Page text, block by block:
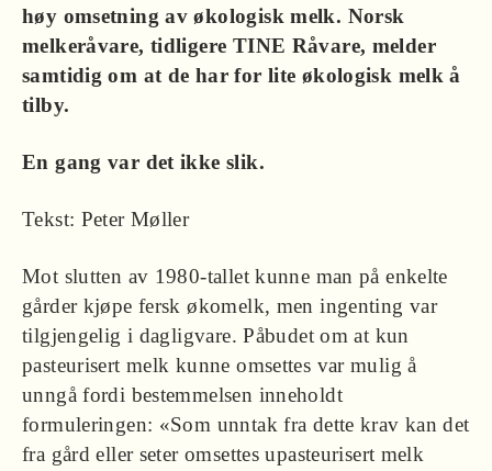
høy omsetning av økologisk melk. Norsk
melkeråvare, tidligere TINE Råvare, melder
samtidig om at de har for lite økologisk melk å
tilby.
En gang var det ikke slik.
Tekst: Peter Møller
Mot slutten av 1980-tallet kunne man på enkelte
gårder kjøpe fersk økomelk, men ingenting var
tilgjengelig i dagligvare. Påbudet om at kun
pasteurisert melk kunne omsettes var mulig å
unngå fordi bestemmelsen inneholdt
formuleringen: «Som unntak fra dette krav kan det
fra gård eller seter omsettes upasteurisert melk